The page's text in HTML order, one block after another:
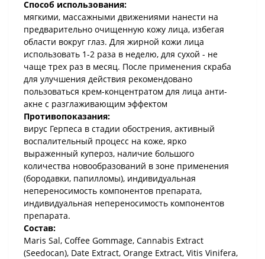
Способ использования:
мягкими, массажными движениями нанести на
предварительно очищенную кожу лица, избегая
области вокруг глаз. Для жирной кожи лица
использовать 1-2 раза в неделю, для сухой - не
чаще трех раз в месяц. После применения скраба
для улучшения действия рекомендовано
пользоваться крем-концентратом для лица анти-
акне с разглаживающим эффектом
Противопоказания:
вирус Герпеса в стадии обострения, активный
воспалительный процесс на коже, ярко
выраженный купероз, наличие большого
количества новообразований в зоне применения
(бородавки, папилломы), индивидуальная
непереносимость компонентов препарата,
индивидуальная непереносимость компонентов
препарата.
Состав:
Maris Sal, Coffee Gommage, Cannabis Extract
(Seedocan), Date Extract, Orange Extract, Vitis Vinifera,